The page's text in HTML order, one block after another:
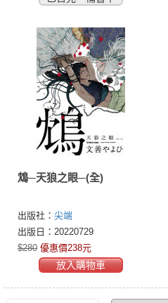
鴆─天狼之眼─(全)
出版社： 尖端
出版日：20220729
$280 優惠價238元
放入購物車